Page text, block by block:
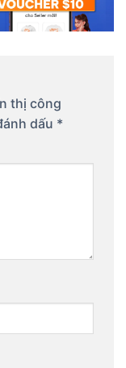
thị công
dấu *